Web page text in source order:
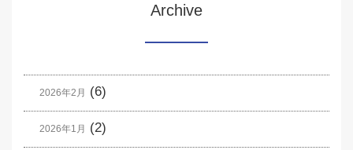
Archive
2026年2月 (6)
2026年1月 (2)